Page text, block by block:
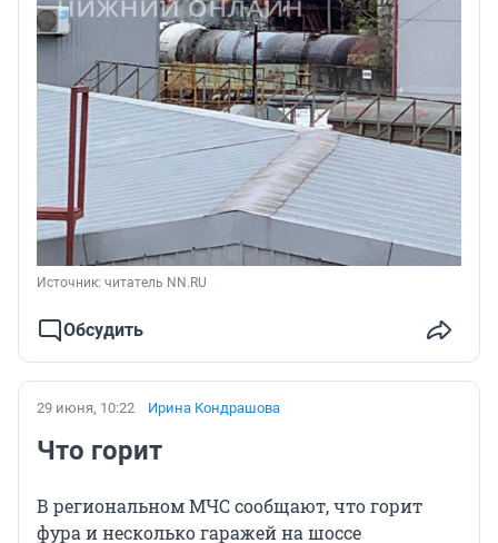
Источник: читатель NN.RU
Обсудить
29 июня, 10:22 Ирина Кондрашова
Что горит
В региональном МЧС сообщают, что горит
фура и несколько гаражей на шоссе